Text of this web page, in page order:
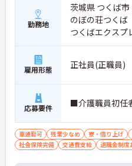
勤務地
茨城県 つくば
のぼの荘つくば
つくばエクスプ
0分
雇用形態 正社員(正職員)
応募要件 ■介護職員初任
車通勤可 残業少なめ 寮・借り上げ
社会保険完備
交通費支給 退職金制度